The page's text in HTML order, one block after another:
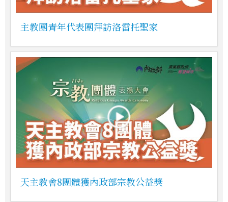
主教團青年代表團拜訪洛雷托聖家
天主教會8團體獲內政部宗教公益獎